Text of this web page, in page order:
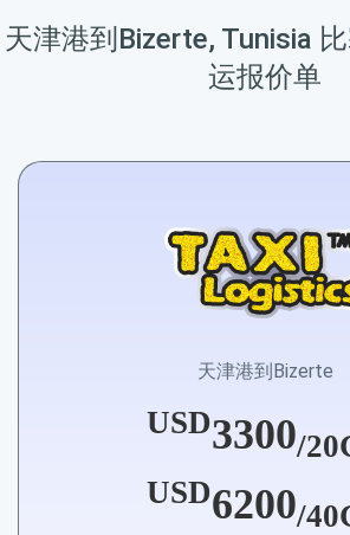
天津港到Bizerte, Tunisia
运报价单
天津港到Bizerte
USD3300/
USD6200/